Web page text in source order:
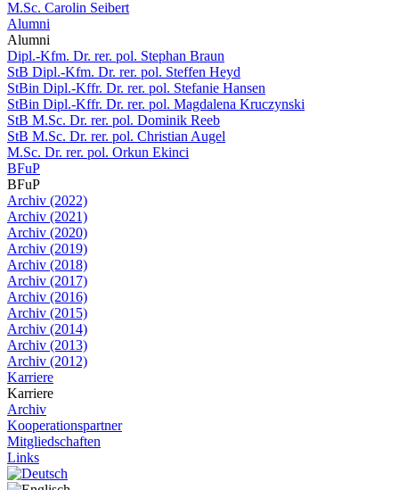
M.Sc. Carolin Seibert
Alumni
Alumni
Dipl.-Kfm. Dr. rer. pol. Stephan Braun
StB Dipl.-Kfm. Dr. rer. pol. Steffen Heyd
StBin Dipl.-Kffr. Dr. rer. pol. Stefanie Hansen
StBin Dipl.-Kffr. Dr. rer. pol. Magdalena Kruczynski
StB M.Sc. Dr. rer. pol. Dominik Reeb
StB M.Sc. Dr. rer. pol. Christian Augel
M.Sc. Dr. rer. pol. Orkun Ekinci
BFuP
BFuP
Archiv (2022)
Archiv (2021)
Archiv (2020)
Archiv (2019)
Archiv (2018)
Archiv (2017)
Archiv (2016)
Archiv (2015)
Archiv (2014)
Archiv (2013)
Archiv (2012)
Karriere
Karriere
Archiv
Kooperationspartner
Mitgliedschaften
Links